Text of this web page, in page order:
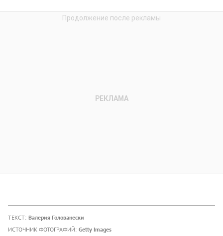
ТЕКСТ: Валерия Голованески
ИСТОЧНИК ФОТОГРАФИЙ: Getty Images